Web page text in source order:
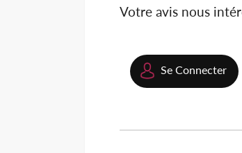
Votre avis nous
Se Connecter